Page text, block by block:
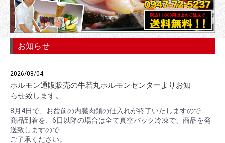
お知らせ
2026/08/04
ホルモン通販販売の牛若丸ホルモンセンターよりお知
らせ致します。
8月4日で、お盆前の内臓肉類の仕入れが終了いたしますので
商品到着を、6日以降の場合は全て真空パック冷凍で、商品を発
送致しますので
ご了承ください。